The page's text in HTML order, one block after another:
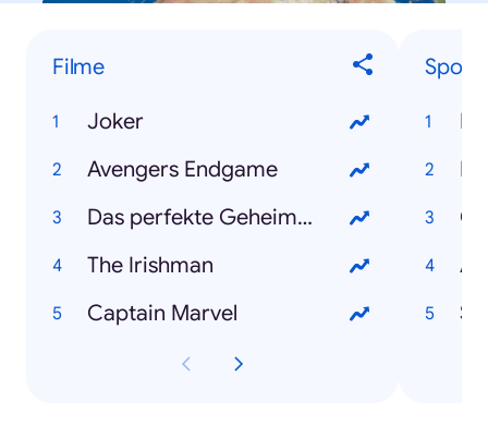
Filme
Joker
Avengers Endgame
Das perfekte Geheimnis
The Irishman
Captain Marvel